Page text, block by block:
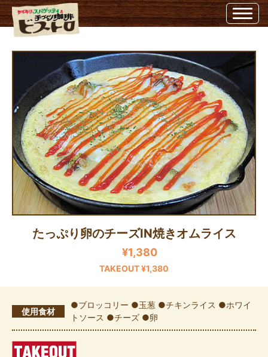
たっぷり卵のチーズIN焼きオムライス | 埼玉県越谷市のビストロ埼玉県越谷市のビ
ストロ
たっぷり卵のチーズIN焼きオムライス
¥1,380
TAKEOUT ¥1,380
使用食材
●ブロッコリー ●玉葱 ●チキンライス ●ホワイ
トソース ●チーズ ●卵